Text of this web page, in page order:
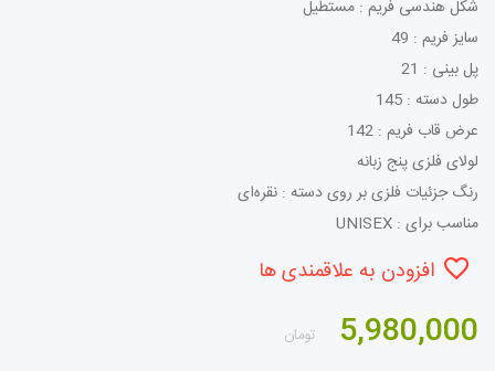
شکل هندسی فریم : مستطیل
سایز فریم : 49
پل بینی : 21
طول دسته : 145
عرض قاب فریم : 142
لولای فلزی پنج زبانه
رنگ جزئیات فلزی بر روی دسته : نقره‌ای
مناسب برای : UNISEX
افزودن به علاقمندی ها
5,980,000 تومان